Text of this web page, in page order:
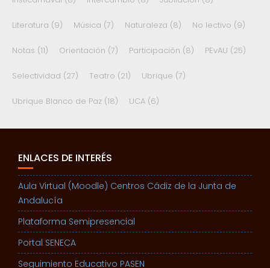
Literatura (9) Música (7) Naturaleza (8) No lectivo (9)
Notas (11) Orientación (7) Participación (8) PEvAU (25)
Selectividad (27) Teatro (21) Ubrique (7)
Ubrique Blanco de Paz (18) UCA (6)
ENLACES DE INTERÉS
Aula Virtual (Moodle) Centros Cádiz de la Junta de
Andalucía
Plataforma Semipresencial
Portal SENECA
Seguimiento Educativo PASEN